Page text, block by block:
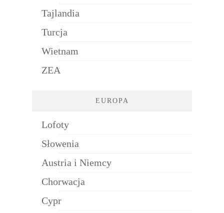
Tajlandia
Turcja
Wietnam
ZEA
EUROPA
Lofoty
Słowenia
Austria i Niemcy
Chorwacja
Cypr